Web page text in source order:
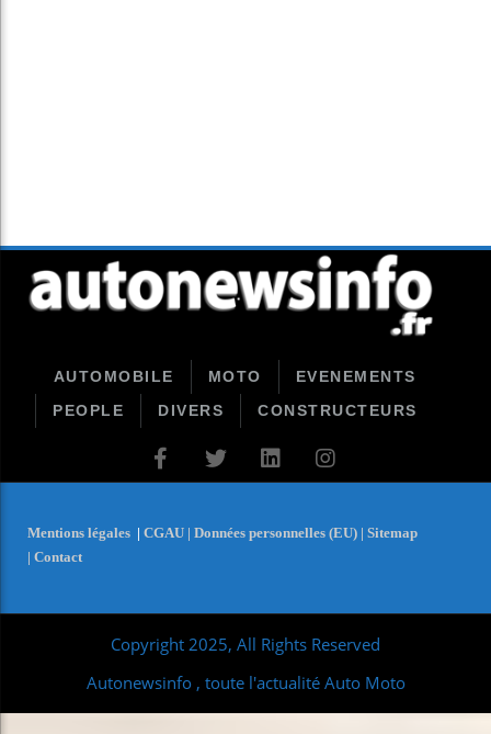
AUTOMOBILE MOTO
EVENEMENTS
PEOPLE
DIVERS CONSTRUCTEURS
Mentions légales | CGAU | Données personnelles (EU) | Sitemap
| Contact
Copyright 2025, All Rights Reserved
Autonewsinfo , toute l'actualité Auto Moto